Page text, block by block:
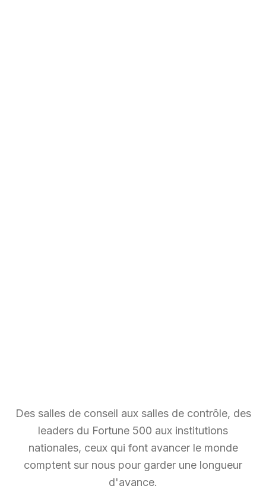
Des salles de conseil aux salles de contrôle, des
leaders du Fortune 500 aux institutions
nationales, ceux qui font avancer le monde
comptent sur nous pour garder une longueur
d'avance.